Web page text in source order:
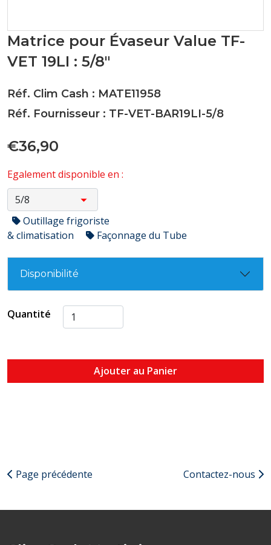
Matrice pour Évaseur Value TF-
VET 19LI : 5/8"
Réf. Clim Cash : MATE11958
Réf. Fournisseur : TF-VET-BAR19LI-5/8
€36,90
Egalement disponible en :
Outillage frigoriste
& climatisation
Façonnage du Tube
Disponibilité
Quantité
Ajouter au Panier
Page précédente Contactez-nous